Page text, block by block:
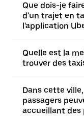
Que dois-je
d'un trajet en
l'application
Quelle est la
trouver des
Dans cette
passagers
accueillant des